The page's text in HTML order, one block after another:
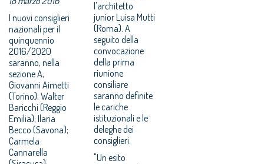
I nuovi consiglieri
nazionali per il
quinquennio
2016/2020
saranno, nella
sezione A,
Giovanni Aimetti
(Torino); Walter
Baricchi (Reggio
Emilia); Ilaria
Becco (Savona);
Carmela
Cannarella
l'architetto
junior Luisa Mutti
(Roma). A
seguito della
convocazione
della prima
riunione
consiliare
saranno definite
le cariche
istituzionali e le
deleghe dei
consiglieri.
"Un esito